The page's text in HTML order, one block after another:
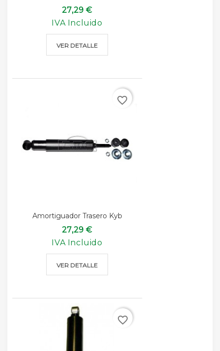
27,29 €
IVA Incluido
VER DETALLE
Amortiguador Trasero Kyb
27,29 €
IVA Incluido
VER DETALLE
favorite_border
favorite_border